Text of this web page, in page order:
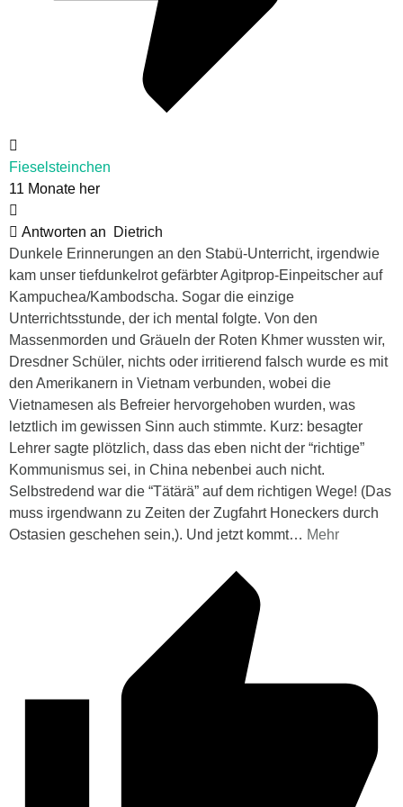
Fieselsteinchen
11 Monate her
Antworten an
Dietrich
Dunkele Erinnerungen an den Stabü-Unterricht, irgendwie
kam unser tiefdunkelrot gefärbter Agitprop-Einpeitscher auf
Kampuchea/Kambodscha. Sogar die einzige
Unterrichtsstunde, der ich mental folgte. Von den
Massenmorden und Gräueln der Roten Khmer wussten wir,
Dresdner Schüler, nichts oder irritierend falsch wurde es mit
den Amerikanern in Vietnam verbunden, wobei die
Vietnamesen als Befreier hervorgehoben wurden, was
letztlich im gewissen Sinn auch stimmte. Kurz: besagter
Lehrer sagte plötzlich, dass das eben nicht der “richtige”
Kommunismus sei, in China nebenbei auch nicht.
Selbstredend war die “Tätärä” auf dem richtigen Wege! (Das
muss irgendwann zu Zeiten der Zugfahrt Honeckers durch
Ostasien geschehen sein,). Und jetzt kommt… Mehr